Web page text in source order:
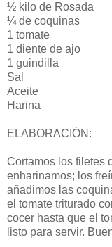
½ kilo de Rosada
¼ de coquinas
1 tomate
1 diente de ajo
1 guindilla
Sal
Aceite
Harina
ELABORACIÓN:
Cortamos los filetes
enharinamos; los
añadimos las
el tomate triturado
cocer hasta que el
listo para servir.